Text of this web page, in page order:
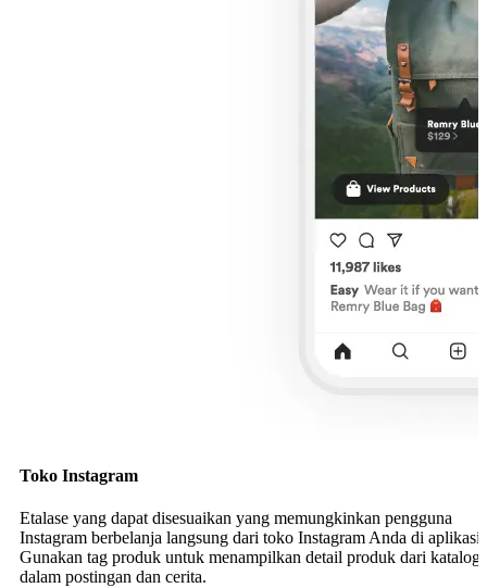
Toko Instagram
Etalase yang dapat disesuaikan yang memungkinkan pengguna
Instagram berbelanja langsung dari toko Instagram Anda di aplikasi.
Gunakan tag produk untuk menampilkan detail produk dari katalog
dalam postingan dan cerita.